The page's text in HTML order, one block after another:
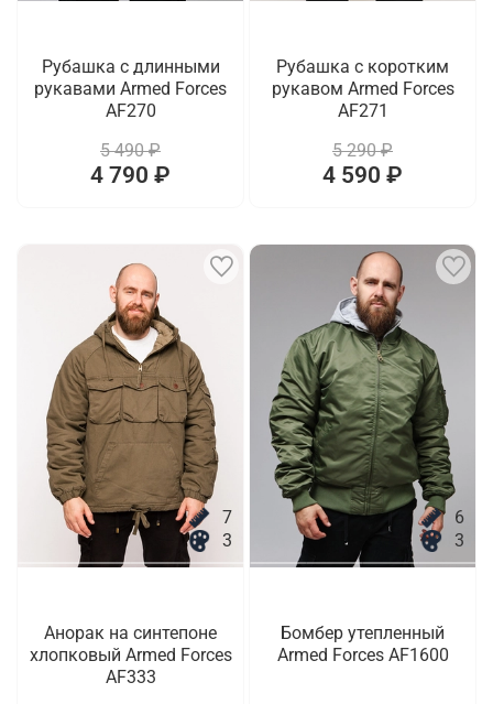
Рубашка с длинными
рукавами Armed Forces
AF270
5 490 ₽
4 790 ₽
Рубашка с коротким
рукавом Armed Forces
AF271
5 290 ₽
4 590 ₽
7
3
Анорак на синтепоне
хлопковый Armed Forces
AF333
6
3
Бомбер утепленный
Armed Forces AF1600